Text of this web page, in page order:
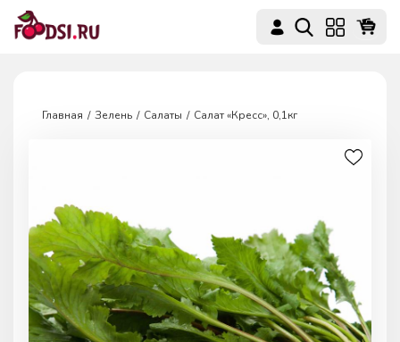
Главная Зелень Салаты Салат «Кресс», 0,1кг